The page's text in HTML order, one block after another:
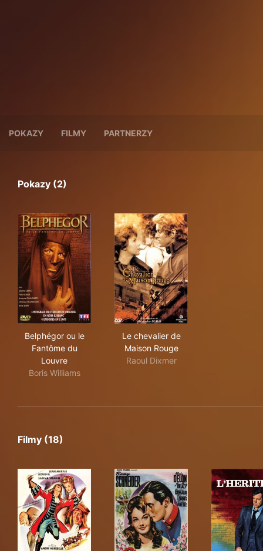
POKAZY FILMY PARTNERZY
Pokazy (2)
Belphégor ou le
Fantôme du
Louvre
Boris Williams
Le chevalier de
Maison Rouge
Raoul Dixmer
Filmy (18)